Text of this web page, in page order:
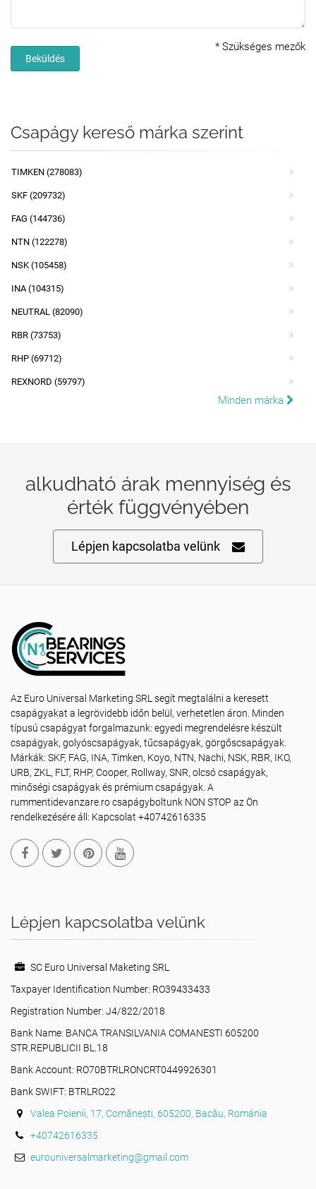
* Szükséges mezők
Beküldés
Csapágy kereső márka szerint
TIMKEN (278083)
SKF (209732)
FAG (144736)
NTN (122278)
NSK (105458)
INA (104315)
NEUTRAL (82090)
RBR (73753)
RHP (69712)
REXNORD (59797)
Minden márka
alkudható árak mennyiség és
érték függvényében
Lépjen kapcsolatba velünk
Az Euro Universal Marketing SRL segít megtalálni a keresett
csapágyakat a legrövidebb időn belül, verhetetlen áron. Minden
típusú csapágyat forgalmazunk: egyedi megrendelésre készült
csapágyak, golyóscsapágyak, tűcsapágyak, görgőscsapágyak.
Márkák: SKF, FAG, INA, Timken, Koyo, NTN, Nachi, NSK, RBR, IKO,
URB, ZKL, FLT, RHP, Cooper, Rollway, SNR, olcsó csapágyak,
minőségi csapágyak és prémium csapágyak. A
rummentidevanzare.ro csapágyboltunk NON STOP az Ön
rendelkezésére áll: Kapcsolat +40742616335
Lépjen kapcsolatba velünk
SC Euro Universal Maketing SRL
Taxpayer Identification Number: RO39433433
Registration Number: J4/822/2018
Bank Name: BANCA TRANSILVANIA COMANESTI 605200
STR.REPUBLICII BL.18
Bank Account: RO70BTRLRONCRT0449926301
Bank SWIFT: BTRLRO22
Valea Poienii, 17, Comănești, 605200, Bacău, Románia
+40742616335
eurouniversalmarketing@gmail.com